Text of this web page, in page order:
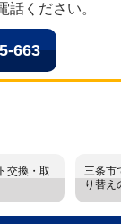
話ください。
663
交換・取
三条市
り替え